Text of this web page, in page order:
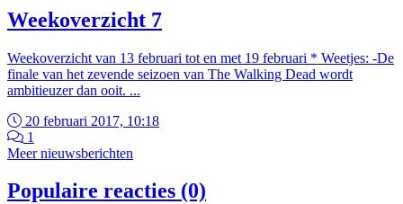
Weekoverzicht 7
Weekoverzicht van 13 februari tot en met 19 februari * Weetjes: -De
finale van het zevende seizoen van The Walking Dead wordt
ambitieuzer dan ooit. ...
20 februari 2017, 10:18
1
Meer nieuwsberichten
Populaire reacties (0)